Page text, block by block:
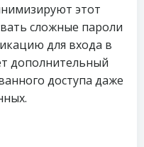
этот
сложные пароли
для входа в
дополнительный
доступа даже